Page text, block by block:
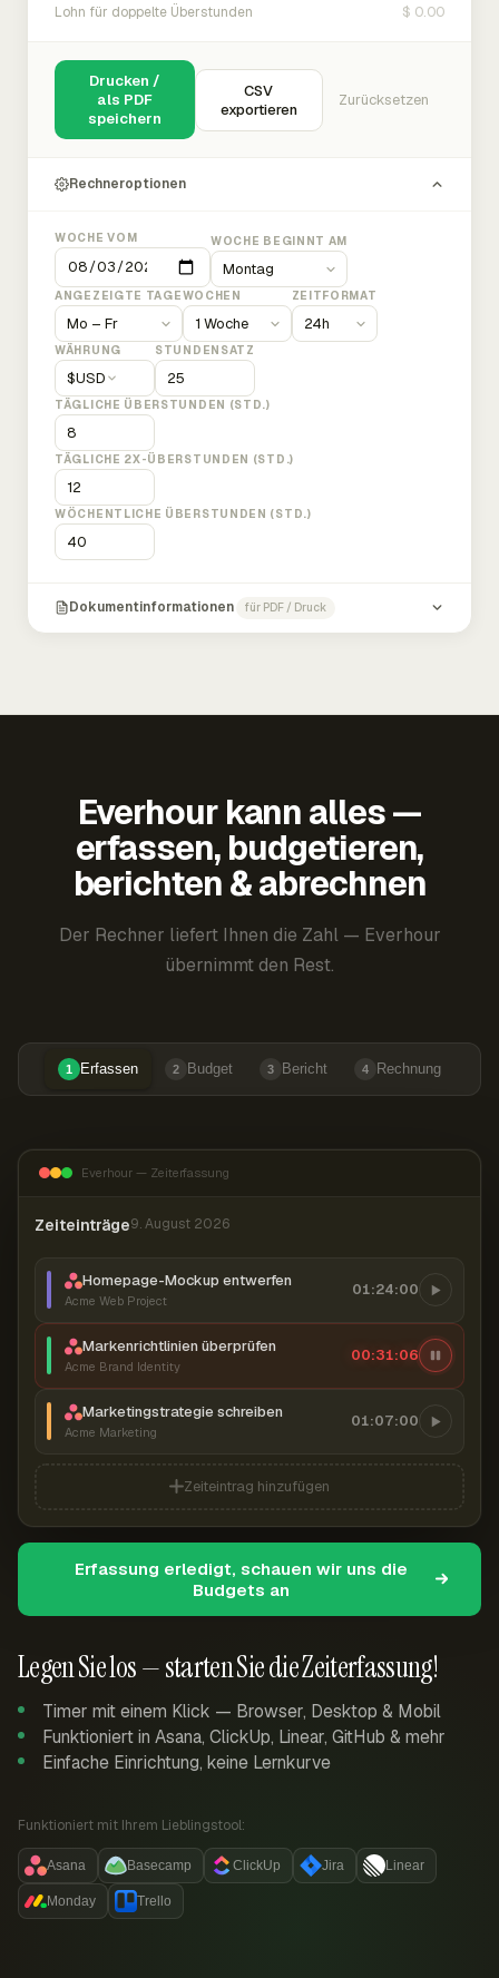
Lohn für doppelte Überstunden $ 0.00
Drucken /
als PDF
speichern
CSV
exportieren
Zurücksetzen
Rechneroptionen
WOCHE VOM WOCHE BEGINNT AM
ANGEZEIGTE TAGEWOCHEN ZEITFORMAT
WÄHRUNG
$USD
STUNDENSATZ
TÄGLICHE ÜBERSTUNDEN (STD.)
TÄGLICHE 2X-ÜBERSTUNDEN (STD.)
WÖCHENTLICHE ÜBERSTUNDEN (STD.)
Dokumentinformationen für PDF / Druck
Everhour kann alles —
erfassen, budgetieren,
berichten & abrechnen
Der Rechner liefert Ihnen die Zahl — Everhour
übernimmt den Rest.
1 Erfassen 2 Budget 3 Bericht 4 Rechnung
Legen Sie los — starten Sie die Zeiterfassung!
Timer mit einem Klick — Browser, Desktop & Mobil
Funktioniert in Asana, ClickUp, Linear, GitHub & mehr
Einfache Einrichtung, keine Lernkurve
Funktioniert mit Ihrem Lieblingstool:
Asana Basecamp ClickUp Jira Linear
Monday Trello
Everhour — Zeiterfassung
Zeiteinträge9. August 2026
Homepage-Mockup entwerfen
Acme Web Project
01:24:00
Markenrichtlinien überprüfen
Acme Brand Identity
00:31:07
Marketingstrategie schreiben
Acme Marketing
01:07:00
Zeiteintrag hinzufügen
Erfassung erledigt, schauen wir uns die
Budgets an